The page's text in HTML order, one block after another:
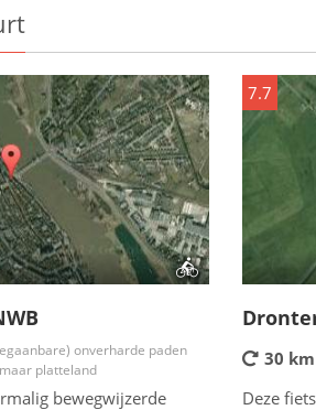
onverharde paden
platteland
bewegwijzerde
7.7
30 km
Deze